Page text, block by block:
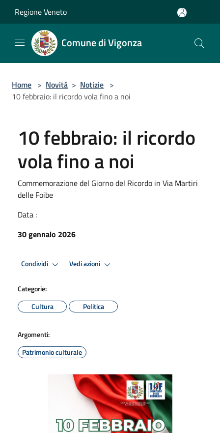
Regione Veneto
Comune di Vigonza
Home > Novità > Notizie >
10 febbraio: il ricordo vola fino a noi
10 febbraio: il ricordo
vola fino a noi
Commemorazione del Giorno del Ricordo in Via Martiri
delle Foibe
Data :
30 gennaio 2026
Condividi Vedi azioni
Categorie:
Cultura
Politica
Argomenti:
Patrimonio culturale